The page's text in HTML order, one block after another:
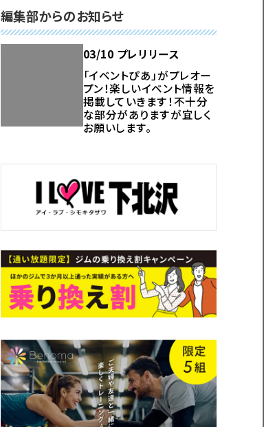
編集部からのお知らせ
03/10 プレリリース
「イベントぴあ」がプレオー
プン！楽しいイベント情報を
掲載していきます！不十分
な部分がありますが宜しく
お願いします。